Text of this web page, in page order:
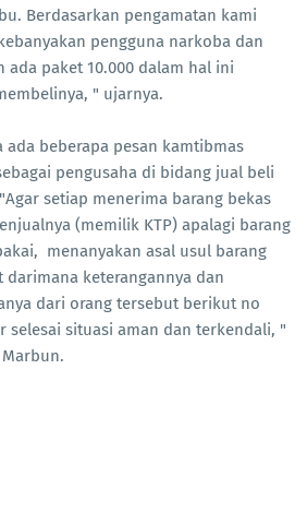
Berdasarkan pengamatan kami
pengguna narkoba dan
paket 10.000 dalam hal ini
" ujarnya.
ada beberapa pesan kamtibmas
pengusaha di bidang jual beli
setiap menerima barang bekas
(memilik KTP) apalagi barang
menanyakan asal usul barang
keterangannya dan
dari orang tersebut berikut no
selesai situasi aman dan terkendali, "